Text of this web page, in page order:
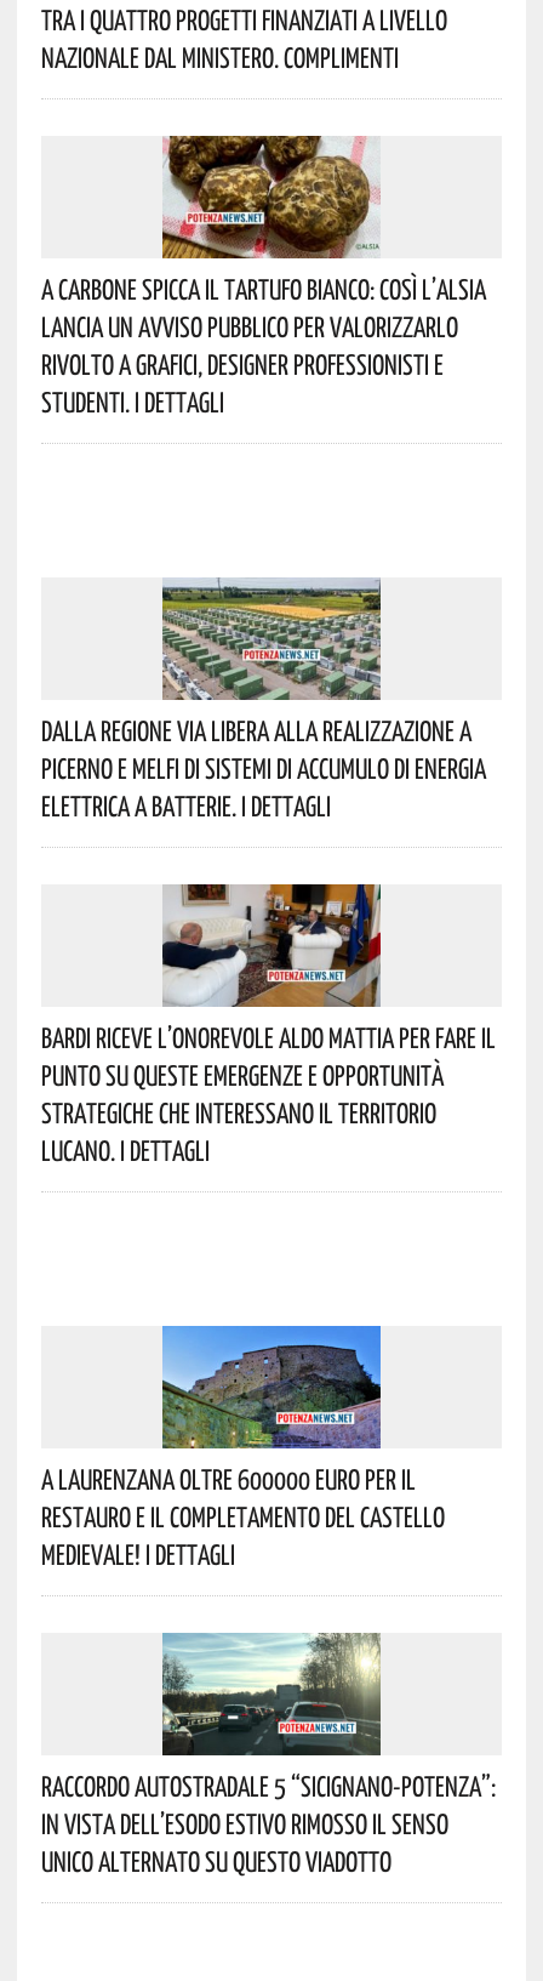
Tra I Quattro Progetti Finanziati A Livello
Nazionale Dal Ministero. Complimenti
A Carbone Spicca Il Tartufo Bianco: Così L’Alsia
Lancia Un Avviso Pubblico Per Valorizzarlo
Rivolto A Grafici, Designer Professionisti E
Studenti. I Dettagli
Dalla Regione Via Libera Alla Realizzazione A
Picerno E Melfi Di Sistemi Di Accumulo Di Energia
Elettrica A Batterie. I Dettagli
Bardi Riceve L’onorevole Aldo Mattia Per Fare Il
Punto Su Queste Emergenze E Opportunità
Strategiche Che Interessano Il Territorio
Lucano. I Dettagli
A Laurenzana Oltre 600000 Euro Per Il
Restauro E Il Completamento Del Castello
Medievale! I Dettagli
Raccordo Autostradale 5 “Sicignano-Potenza”:
In Vista Dell’esodo Estivo Rimosso Il Senso
Unico Alternato Su Questo Viadotto